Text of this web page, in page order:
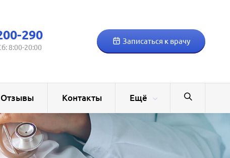
290
8:00-20:00
Записаться к врачу
Отзывы Контакты Ещё